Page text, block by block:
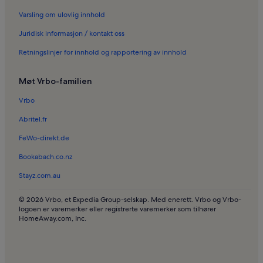
Ferieboliger i Torrent de Pareis Gorge
Ferieboliger i Sóller
Ferieboliger i platja des Través
Ferieboliger ved stranden i Palma de Mallorca
Familievennlige ferieboliger i Palma de Mallorca
Villaer i Palma de Mallorca
Varsling om ulovlig innhold
Juridisk informasjon / kontakt oss
Retningslinjer for innhold og rapportering av innhold
Møt Vrbo-familien
Vrbo
Abritel.fr
FeWo-direkt.de
Bookabach.co.nz
Stayz.com.au
© 2026 Vrbo, et Expedia Group-selskap. Med enerett. Vrbo og Vrbo-
logoen er varemerker eller registrerte varemerker som tilhører
HomeAway.com, Inc.